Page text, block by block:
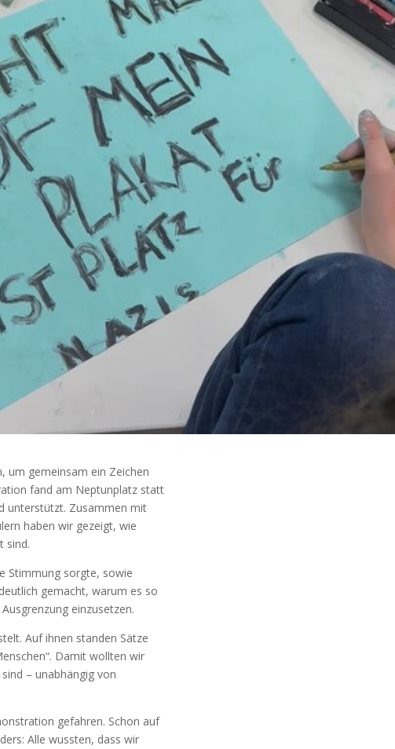
um gemeinsam ein Zeichen
fand am Neptunplatz statt
unterstützt. Zusammen mit
haben wir gezeigt, wie
sind.
Stimmung sorgte, sowie
gemacht, warum es so
einzusetzen.
Auf ihnen standen Sätze
Damit wollten wir
– unabhängig von
gefahren. Schon auf
Alle wussten, dass wir